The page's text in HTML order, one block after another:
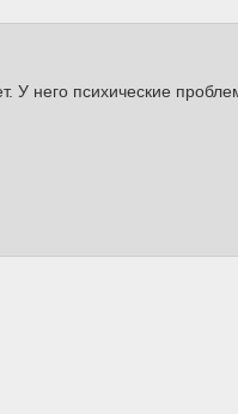
У него психические